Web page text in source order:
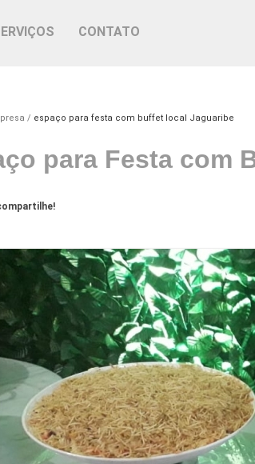
CONTATO
espaço para festa com buffet local Jaguaribe
para Festa com